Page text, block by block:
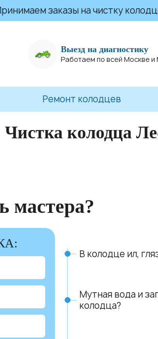
заказы на чистку
Выезд на диагностику
Работаем по всей Москве
Ремонт колодцев
Чистка колодца
мастера?
В колодце ил,
Мутная вода и
колодца?